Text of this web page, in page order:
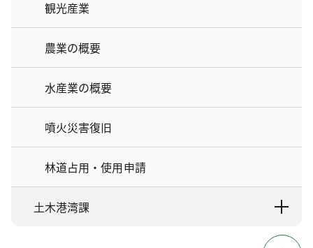
観光産業
農業の概要
水産業の概要
噴火災害復旧
林道占用・使用申請
土木港湾課